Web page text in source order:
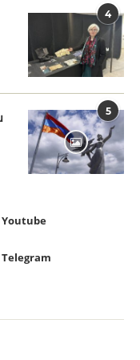
4
5
Youtube
Telegram